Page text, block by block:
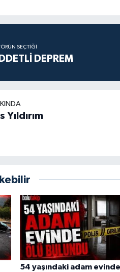
SEÇTIĞI
DEPREM
Yıldırım
54 yaşındaki adam evinde